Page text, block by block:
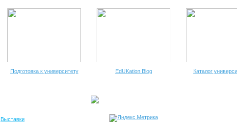
Подготовка к университету EdUKation Blog Каталог
Выставки